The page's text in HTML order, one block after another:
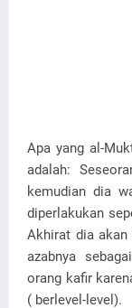
Apa yang al-
adalah:
kemudian dia
diperlakukan
Akhirat dia
azabnya
orang kafir
( berlevel-level).